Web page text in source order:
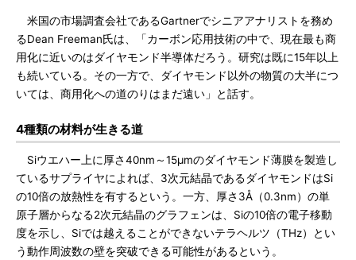
米国の市場調査会社であるGartnerでシニアアナリストを務め
るDean Freeman氏は、「カーボン応用技術の中で、現在最も商
用化に近いのはダイヤモンド半導体だろう。研究は既に15年以上
も続いている。その一方で、ダイヤモンド以外の物質の大半につ
いては、商用化への道のりはまだ遠い」と話す。
4種類の材料が生きる道
Siウエハー上に厚さ40nm～15μmのダイヤモンド薄膜を製造し
ているサプライヤによれば、3次元結晶であるダイヤモンドはSi
の10倍の放熱性を有するという。一方、厚さ3Å（0.3nm）の単
原子層からなる2次元結晶のグラフェンは、Siの10倍の電子移動
度を示し、Siでは越えることができないテラヘルツ（THz）とい
う動作周波数の壁を突破できる可能性があるという。